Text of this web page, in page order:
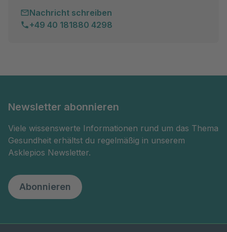
Nachricht schreiben
+49 40 181880 4298
Newsletter abonnieren
Viele wissenswerte Informationen rund um das Thema
Gesundheit erhältst du regelmäßig in unserem
Asklepios Newsletter.
Abonnieren